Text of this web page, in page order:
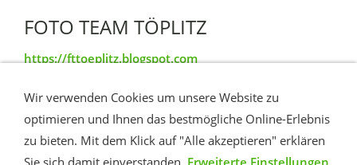
FOTO TEAM TÖPLITZ
https://fttoeplitz.blogspot.com
TÖPLITZ IM VIDEO
YouTube Insel Töplitz
Wir verwenden Cookies um unsere Website zu
optimieren und Ihnen das bestmögliche Online-Erlebnis
zu bieten. Mit dem Klick auf "Alle akzeptieren" erklären
Sie sich damit einverstanden. Erweiterte Einstellungen